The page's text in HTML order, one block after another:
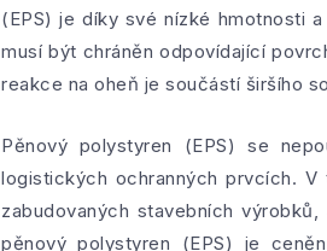
(EPS) je díky své nízké hmotnosti
musí být chráněn odpovídající
reakce na oheň je součástí širšího
Pěnový polystyren (EPS) se
logistických ochranných prvcích.
zabudovaných stavebních
pěnový polystyren (EPS) je